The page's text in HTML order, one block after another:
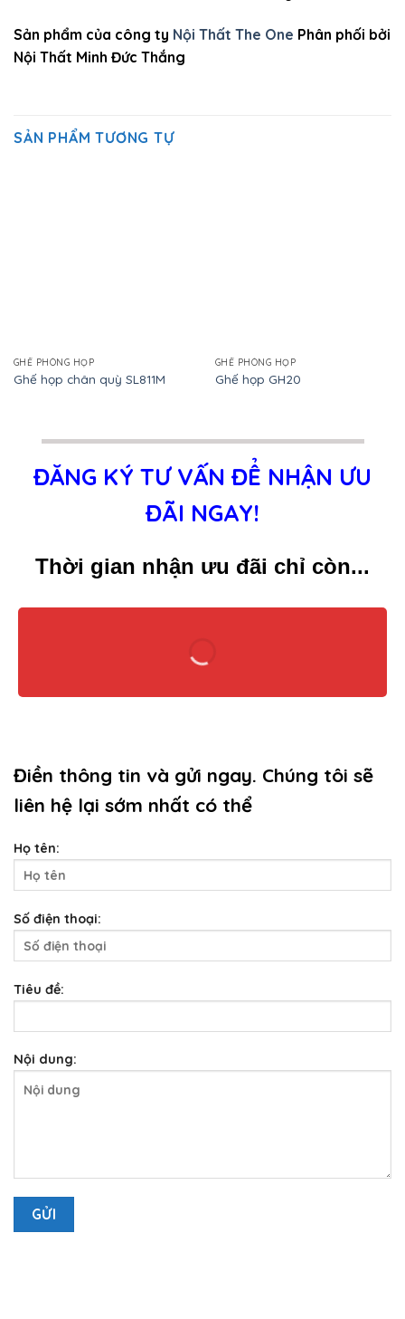
Sản phẩm của công ty Nội Thất The One Phân phối bởi
Nội Thất Minh Đức Thắng
SẢN PHẨM TƯƠNG TỰ
GHẾ PHÒNG HỌP
Ghế họp chân quỳ SL811M
GHẾ PHÒNG HỌP
Ghế họp GH20
ĐĂNG KÝ TƯ VẤN ĐỂ NHẬN ƯU
ĐÃI NGAY!
Thời gian nhận ưu đãi chỉ còn...
Điền thông tin và gửi ngay. Chúng tôi sẽ
liên hệ lại sớm nhất có thể
Họ tên:
Số điện thoại:
Tiêu đề:
Nội dung: